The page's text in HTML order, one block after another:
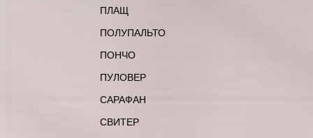
ПЛАЩ
ПОЛУПАЛЬТО
ПОНЧО
ПУЛОВЕР
САРАФАН
СВИТЕР